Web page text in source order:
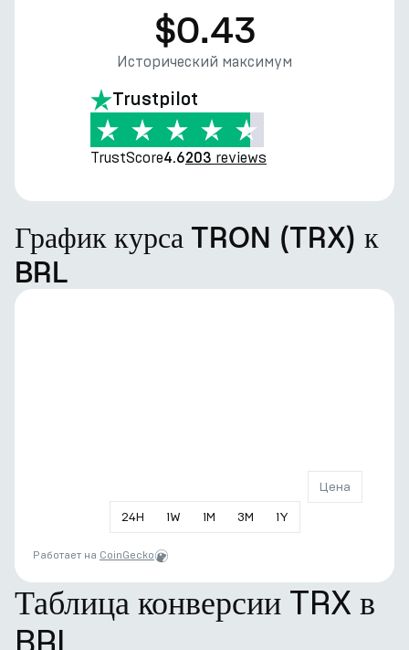
$0.43
Исторический максимум
Trustpilot
TrustScore4.6203 reviews
График курса TRON (TRX) к
BRL
24H 1W 1M 3M 1Y
Цена
Работает на CoinGecko
Таблица конверсии TRX в
BRL